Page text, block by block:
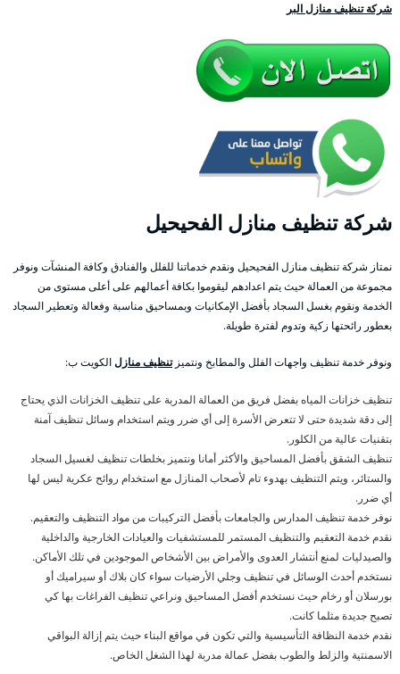
شركة تنظيف منازل البر
شركة تنظيف منازل الفحيحيل
نمتاز شركة تنظيف منازل الفحيحيل ونقدم خدماتنا للفلل والفنادق وكافة المنشآت ونوفر
مجموعة من العمالة حيث يتم اعدادهم ليقوموا بكافة أعمالهم على أعلى مستوى من
الخدمة ونقوم بغسل السجاد بأفضل الإمكانيات وبمساحيق مناسبة وفعالة وتعطير السجاد
بعطور رائحتها زكية وتدوم لفترة طويلة.
ونوفر خدمة تنظيف واجهات الفلل والمطابخ ونتميزتنظيف منازلالكويت ب:
تنظيف خزانات المياه بفضل فريق من العمالة المدربة على تنظيف الخزانات الذي يحتاج
إلى دقة شديدة حتى لا تتعرض الأسرة إلى أي ضرر ويتم استخدام وسائل تنظيف آمنة
بتقنيات عالية من الكلور.
تنظيف الشقق بأفضل المساحيق والأكثر أمانا ونتميز بخلطات تنظيف لغسيل السجاد
والستائر، ويتم التنظيف بهدوء تام لأصحاب المنازل مع استخدام روائح عكرية ليس لها
أي ضرر.
نوفر خدمة تنظيف المدارس والجامعات بأفضل التركيبات من مواد التنظيف والتعقيم.
نقدم خدمة التعقيم والتنظيف المستمر للمستشفيات والعيادات الخارجية والداخلية
والصيدليات لمنع أنتشار العدوى والأمراض بين الأشخاص الموجودين في تلك الأماكن.
نستخدم أحدث الوسائل في تنظيف وجلي الأرضيات سواء كان بلاك أو سيراميك أو
بورسلان أو رخام حيث نستخدم أفضل المساحيق ونراعي تنظيف الفراغات بها كي
تصبح جديدة مثلما كانت.
نقدم خدمة النظافة التأسيسية والتي تكون في مواقع البناء حيث يتم إزالة البواقي
الاسمنتية والزلط والطوب بفضل عمالة مدربة لهذا الشغل الخاص.